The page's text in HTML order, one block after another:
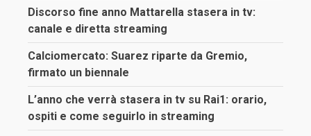
Discorso fine anno Mattarella stasera in tv:
canale e diretta streaming
Calciomercato: Suarez riparte da Gremio,
firmato un biennale
L’anno che verrà stasera in tv su Rai1: orario,
ospiti e come seguirlo in streaming